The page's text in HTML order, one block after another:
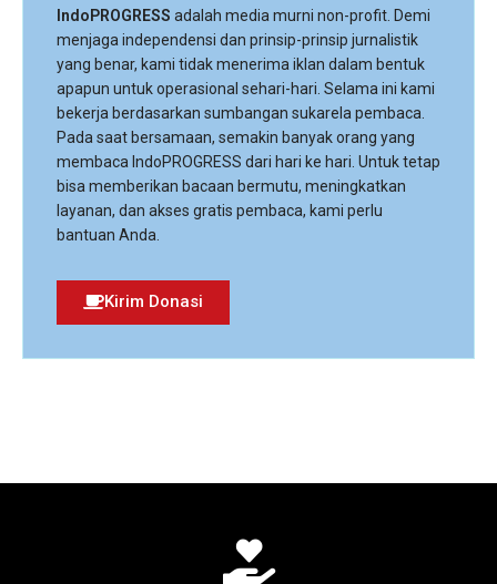
IndoPROGRESS adalah media murni non-profit. Demi
menjaga independensi dan prinsip-prinsip jurnalistik
yang benar, kami tidak menerima iklan dalam bentuk
apapun untuk operasional sehari-hari. Selama ini kami
bekerja berdasarkan sumbangan sukarela pembaca.
Pada saat bersamaan, semakin banyak orang yang
membaca IndoPROGRESS dari hari ke hari. Untuk tetap
bisa memberikan bacaan bermutu, meningkatkan
layanan, dan akses gratis pembaca, kami perlu
bantuan Anda.
Kirim Donasi